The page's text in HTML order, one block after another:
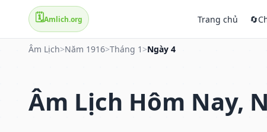
🗓️Amlich.org Trang chủ 🔄
Âm Lịch>Năm 1916>Tháng 1 >Ngày 4
Âm Lịch Hôm Nay,